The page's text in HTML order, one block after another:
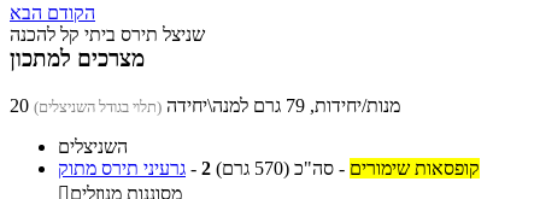
הקודם הבא
שניצל תירס ביתי קל להכנה
מצרכים למתכון
20 מנות/יחידות, 79 גרם למנה\יחידה (תלוי בגודל השניצלים)
השניצלים
גרעיני תירס מתוק - 2 קופסאות שימורים - סה"כ (570 גרם)
מסוננות מנוזלים